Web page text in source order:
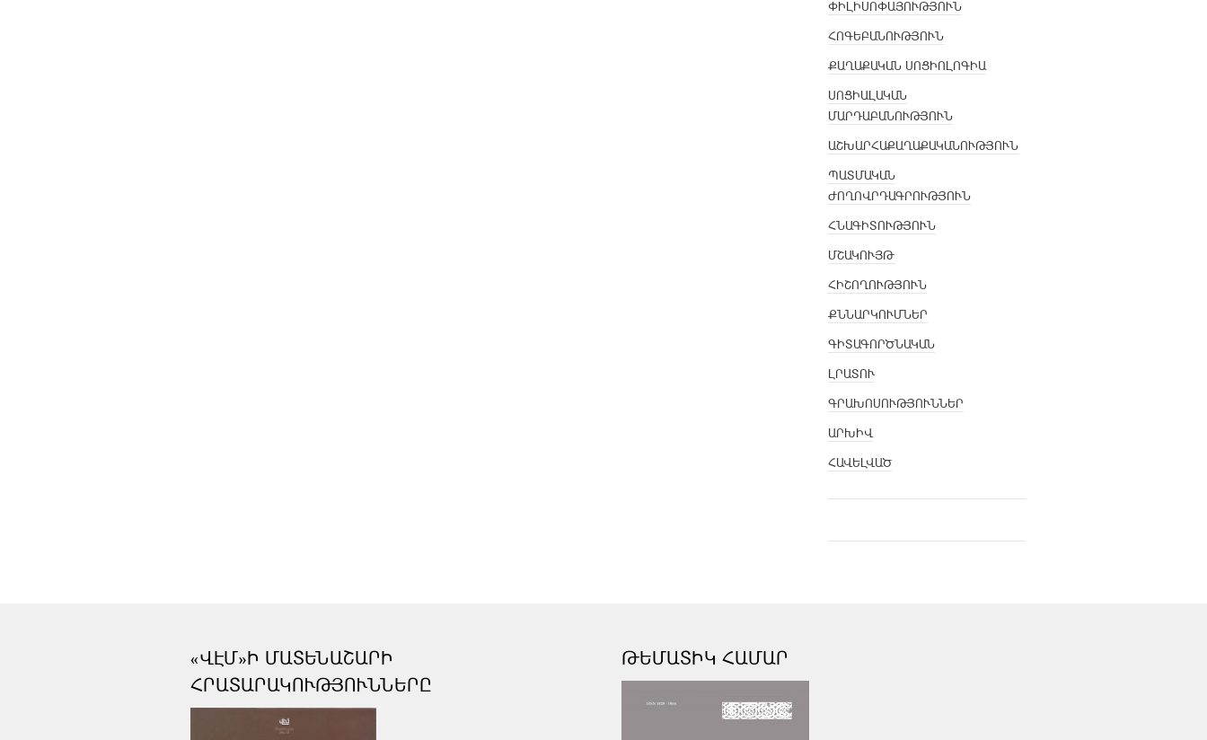
ՓԻԼԻՍՈՓԱՅՈՒԹՅՈՒՆ
ՀՈԳԵԲԱՆՈՒԹՅՈՒՆ
ՔԱՂԱՔԱԿԱՆ ՍՈՑԻՈԼՈԳԻԱ
ՍՈՑԻԱԼԱԿԱՆ
ՄԱՐԴԱԲԱՆՈՒԹՅՈՒՆ
ԱՇԽԱՐՀԱՔԱՂԱՔԱԿԱՆՈՒԹՅՈՒՆ
ՊԱՏՄԱԿԱՆ
ԺՈՂՈՎՐԴԱԳՐՈՒԹՅՈՒՆ
ՀՆԱԳԻՏՈՒԹՅՈՒՆ
ՄՇԱԿՈՒՅԹ
ՀԻՇՈՂՈՒԹՅՈՒՆ
ՔՆՆԱՐԿՈՒՄՆԵՐ
ԳԻՏԱԳՈՐԾՆԱԿԱՆ
ԼՐԱՏՈՒ
ԳՐԱԽՈՍՈՒԹՅՈՒՆՆԵՐ
ԱՐԽԻՎ
ՀԱՎԵԼՎԱԾ
«ՎԷՄ»Ի ՄԱՏԵՆԱՇԱՐԻ
ՀՐԱՏԱՐԱԿՈՒԹՅՈՒՆՆԵՐԸ
ԹԵՄԱՏԻԿ ՀԱՄԱՐ